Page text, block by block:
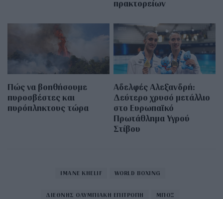
πρακτορείων
Πώς να βοηθήσουμε
πυροσβέστες και
πυρόπληκτους τώρα
Αδελφές Αλεξανδρή:
Δεύτερο χρυσό μετάλλιο
στο Ευρωπαϊκό
Πρωτάθλημα Υγρού
Στίβου
IMANE KHELIF WORLD BOXING
ΔΙΕΘΝΗΣ ΟΛΥΜΠΙΑΚΗ ΕΠΙΤΡΟΠΗ ΜΠΟΞ